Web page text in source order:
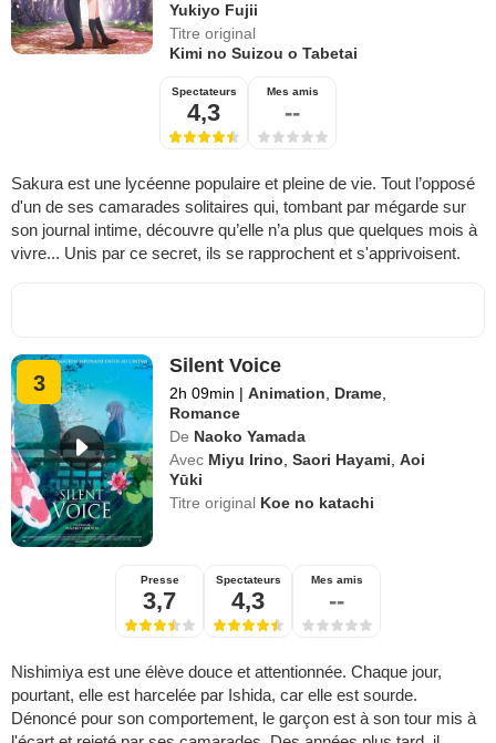
Yukiyo Fujii
Titre original
Kimi no Suizou o Tabetai
Spectateurs
4,3
Mes amis
--
Sakura est une lycéenne populaire et pleine de vie. Tout l’opposé
d'un de ses camarades solitaires qui, tombant par mégarde sur
son journal intime, découvre qu’elle n’a plus que quelques mois à
vivre... Unis par ce secret, ils se rapprochent et s'apprivoisent.
3
Silent Voice
2h 09min | Animation Drame
Romance
De Naoko Yamada
Avec Miyu Irino ,Saori Hayami ,Aoi
Yūki
Titre original Koe no katachi
Presse
3,7
Spectateurs
4,3
Mes amis
--
Nishimiya est une élève douce et attentionnée. Chaque jour,
pourtant, elle est harcelée par Ishida, car elle est sourde.
Dénoncé pour son comportement, le garçon est à son tour mis à